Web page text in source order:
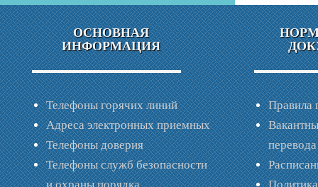
ОСНОВНАЯ
ИНФОРМАЦИЯ
Телефоны горячих линий
Адреса электронных приемных
Телефоны доверия
Телефоны служб безопасности
Правила
перевода